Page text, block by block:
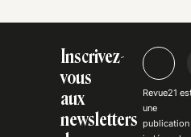
Inscrivez-
vous
aux
newsletters
Revue21
une
publication